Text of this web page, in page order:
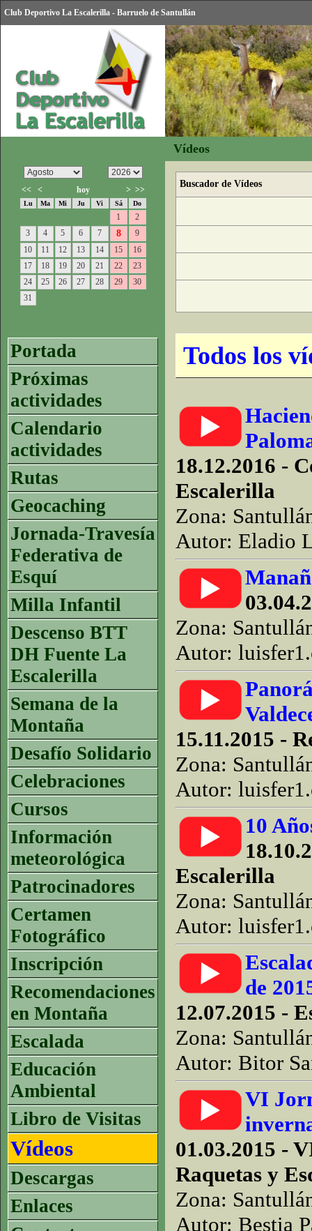
Club Deportivo La Escalerilla - Barruelo de Santullán
Vídeos
<< < hoy > >>
Lu Ma Mi Ju Vi Sá Do
1
2
3
4 5 6 7 8
9
10
11 12 13 14 15
16
17
18 19 20 21 22
23
24
25 26 27 28 29
30
31
Portada
Próximas
actividades
Calendario
actividades
Rutas
Geocaching
Jornada-Travesía
Federativa de
Esquí
Milla Infantil
Descenso BTT
DH Fuente La
Escalerilla
Semana de la
Montaña
Desafío Solidario
Celebraciones
Cursos
Información
meteorológica
Patrocinadores
Certamen
Fotográfico
Inscripción
Recomendaciones
en Montaña
Escalada
Educación
Ambiental
Libro de Visitas
Vídeos
Descargas
Enlaces
Buscador de Vídeos
Todos los
18.12.2016 -
Escalerilla
Zona:
Autor: Eladio
Zona:
Autor:
15.11.2015 -
Zona:
Autor:
10
Escalerilla
Zona:
Autor:
de
12.07.2015 -
Zona:
Autor: Bitor
VI
01.03.2015 -
Raquetas y
Zona:
Autor: Bestia